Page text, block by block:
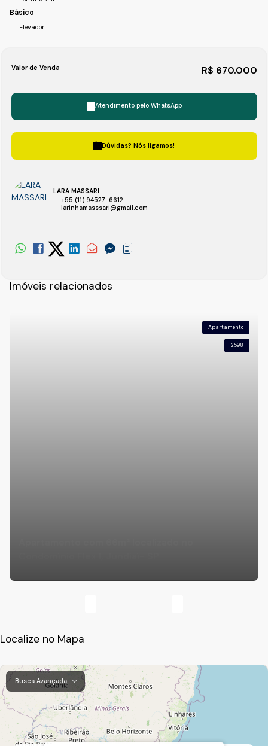
Básico
Elevador
R$ 670.000
Valor de Venda
Atendimento pelo WhatsApp
Dúvidas? Nós ligamos!
LARA MASSARI
+55 (11) 94527-6612
larinhamasssari@gmail.com
Imóveis relacionados
Apartamento
2598
Localize no Mapa
Busca Avançada